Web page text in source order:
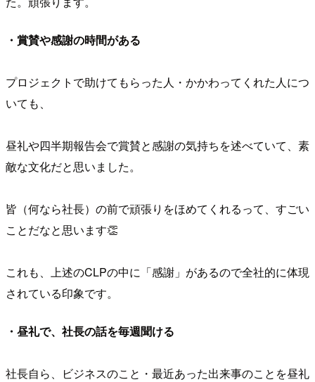
・賞賛や感謝の時間がある
プロジェクトで助けてもらった人・かかわってくれた人につ
いても、
昼礼や四半期報告会で賞賛と感謝の気持ちを述べていて、素
敵な文化だと思いました。
皆（何なら社長）の前で頑張りをほめてくれるって、すごい
ことだなと思います👏
これも、上述のCLPの中に「感謝」があるので全社的に体現
されている印象です。
・昼礼で、社長の話を毎週聞ける
社長自ら、ビジネスのこと・最近あった出来事のことを昼礼